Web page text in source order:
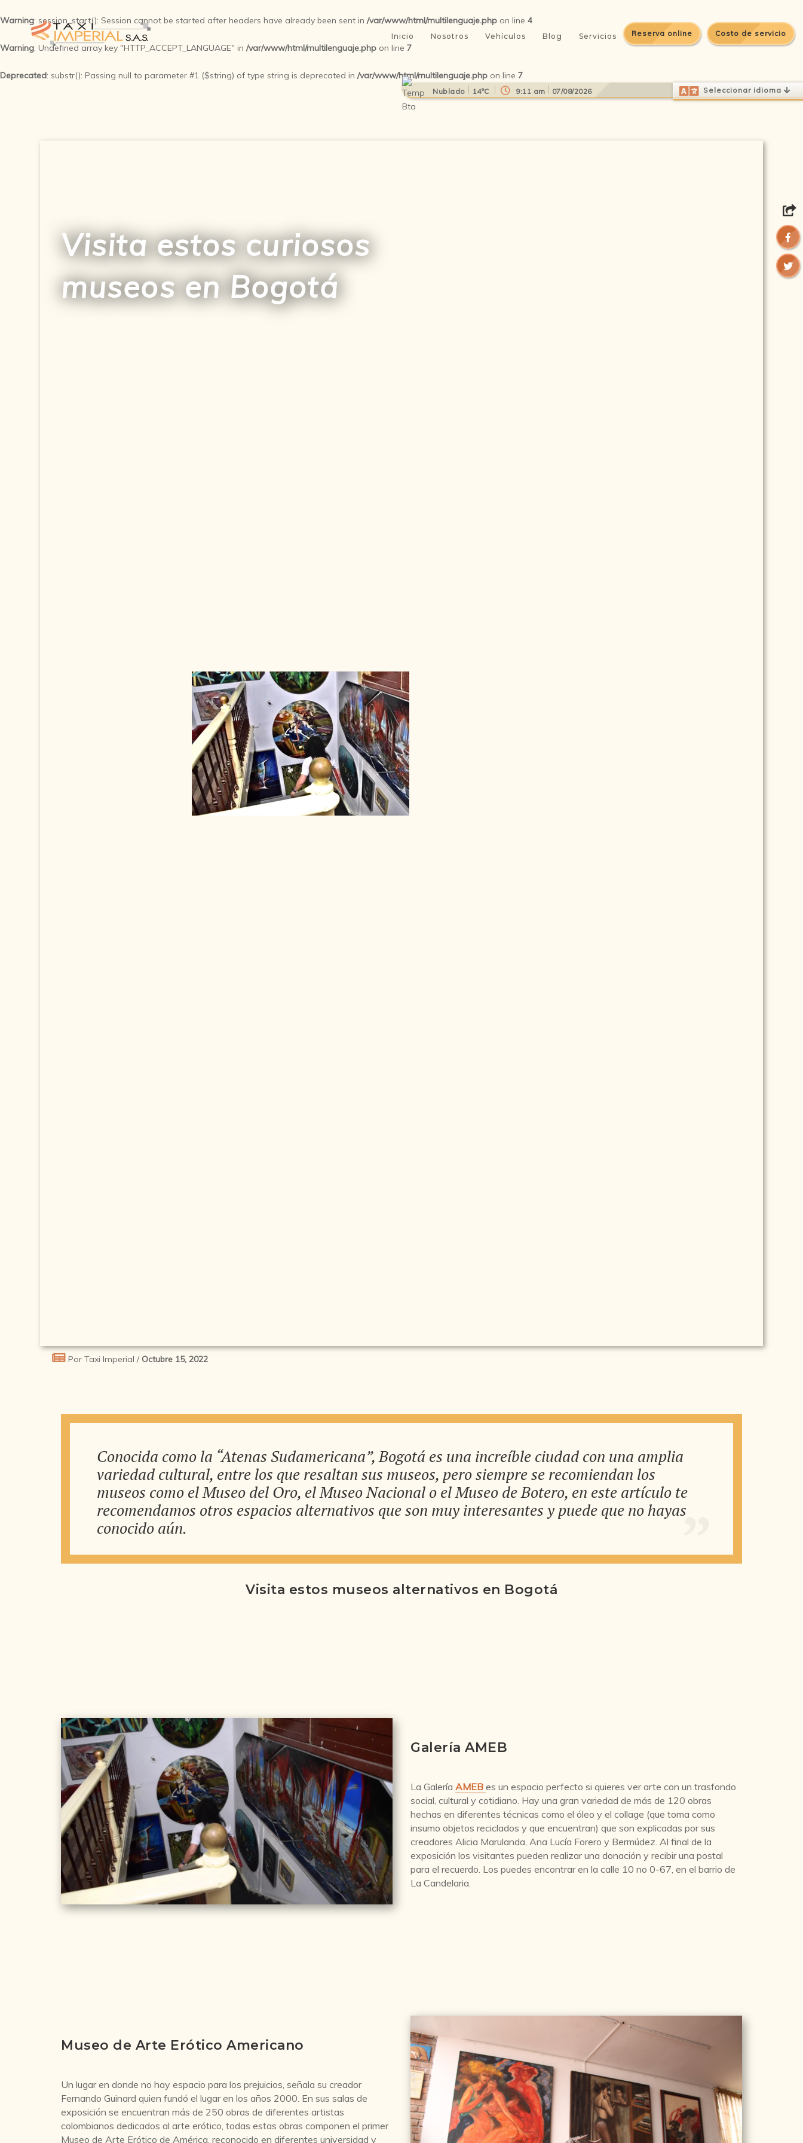
Warning: session_start(): Session cannot be started after headers have already been sent in /var/www/html/multilenguaje.php on line 4
Warning: Undefined array key "HTTP_ACCEPT_LANGUAGE" in /var/www/html/multilenguaje.php on line 7
Deprecated: substr(): Passing null to parameter #1 ($string) of type string is deprecated in /var/www/html/multilenguaje.php on line 7
Nublado 14°C 9:11 am 07/08/2026 Select Language
Seleccionar idioma
Reserva online Costo de servicio
Inicio Nosotros Vehículos Blog Servicios
Visita estos curiosos
museos en Bogotá
Por Taxi Imperial / Octubre 15, 2022
Conocida como la “Atenas Sudamericana”, Bogotá es una increíble ciudad con una amplia
variedad cultural, entre los que resaltan sus museos, pero siempre se recomiendan los
museos como el Museo del Oro, el Museo Nacional o el Museo de Botero, en este artículo te
recomendamos otros espacios alternativos que son muy interesantes y puede que no hayas
conocido aún.
Visita estos museos alternativos en Bogotá
Galería AMEB
La Galería AMEB es un espacio perfecto si quieres ver arte con un trasfondo
social, cultural y cotidiano. Hay una gran variedad de más de 120 obras
hechas en diferentes técnicas como el óleo y el collage (que toma como
insumo objetos reciclados y que encuentran) que son explicadas por sus
creadores Alicia Marulanda, Ana Lucía Forero y Bermúdez. Al final de la
exposición los visitantes pueden realizar una donación y recibir una postal
para el recuerdo. Los puedes encontrar en la calle 10 no 0-67, en el barrio de
La Candelaria.
Museo de Arte Erótico Americano
Un lugar en donde no hay espacio para los prejuicios, señala su creador
Fernando Guinard quien fundó el lugar en los años 2000. En sus salas de
exposición se encuentran más de 250 obras de diferentes artistas
colombianos dedicados al arte erótico, todas estas obras componen el primer
Museo de Arte Erótico de América, reconocido en diferentes universidad y